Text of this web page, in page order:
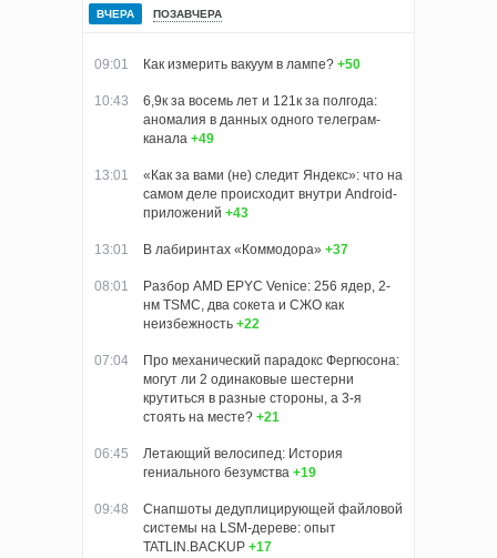
ВЧЕРА ПОЗАВЧЕРА
09:01 Как измерить вакуум в лампе? +50
10:43
6,9к за восемь лет и 121к за полгода:
аномалия в данных одного телеграм-
канала +49
13:01
«Как за вами (не) следит Яндекс»: что на
самом деле происходит внутри Android-
приложений +43
13:01 В лабиринтах «Коммодора» +37
08:01
Разбор AMD EPYC Venice: 256 ядер, 2-
нм TSMC, два сокета и СЖО как
неизбежность +22
07:04
Про механический парадокс Фергюсона:
могут ли 2 одинаковые шестерни
крутиться в разные стороны, а 3-я
стоять на месте? +21
06:45
Летающий велосипед: История
гениального безумства +19
09:48
Снапшоты дедуплицирующей файловой
системы на LSM-дереве: опыт
TATLIN.BACKUP +17